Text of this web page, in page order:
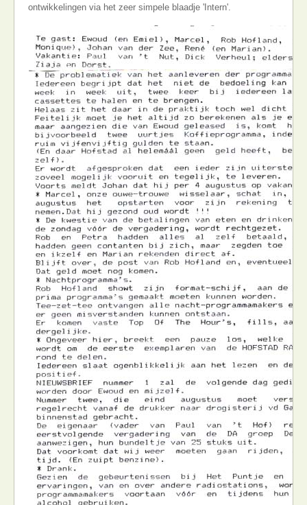
ontwikkelingen via het zeer simpele blaadje 'Intern'.